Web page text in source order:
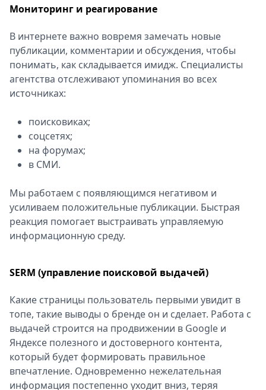
Мониторинг и реагирование
В интернете важно вовремя замечать новые
публикации, комментарии и обсуждения, чтобы
понимать, как складывается имидж. Специалисты
агентства отслеживают упоминания во всех
источниках:
поисковиках;
соцсетях;
на форумах;
в СМИ.
Мы работаем с появляющимся негативом и
усиливаем положительные публикации. Быстрая
реакция помогает выстраивать управляемую
информационную среду.
SERM (управление поисковой выдачей)
Какие страницы пользователь первыми увидит в
топе, такие выводы о бренде он и сделает. Работа с
выдачей строится на продвижении в Google и
Яндексе полезного и достоверного контента,
который будет формировать правильное
впечатление. Одновременно нежелательная
информация постепенно уходит вниз, теряя